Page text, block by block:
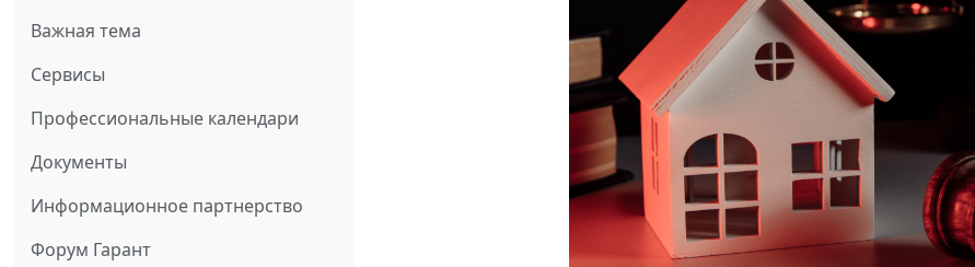
Важная тема
Сервисы
Профессиональные календари
Документы
Информационное партнерство
Форум Гарант